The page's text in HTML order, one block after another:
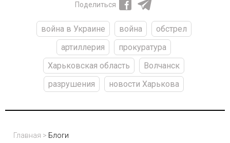
Поделиться
война в Украине война
обстрел
артиллерия
прокуратура
Харьковская область
Волчанск
разрушения
новости Харькова
Главная > Блоги